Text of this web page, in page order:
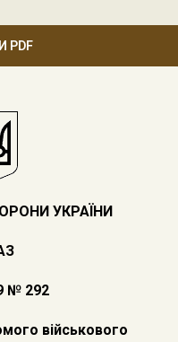
PDF
УКРАЇНИ
№ 292
військового